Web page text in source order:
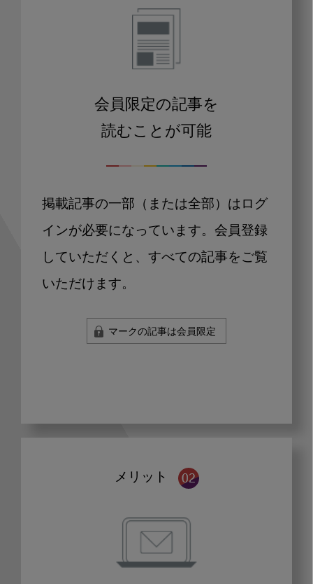
会員限定の記事を
読むことが可能
掲載記事の一部（または全部）はログ
インが必要になっています。会員登録
していただくと、すべての記事をご覧
いただけます。
マークの記事は会員限定
メリット